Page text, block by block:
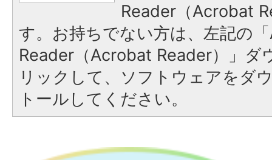
Reader（Acrobat
す。お持ちでない方は、左記の
Reader（Acrobat Reader）」ダ
リックして、ソフトウェアをダ
トールしてください。